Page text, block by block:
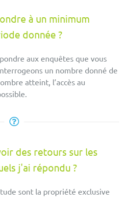
à un minimum
donnée ?
aux enquêtes que vous
un nombre donné de
atteint, l’accès au
des retours sur les
j'ai répondu ?
sont la propriété exclusive